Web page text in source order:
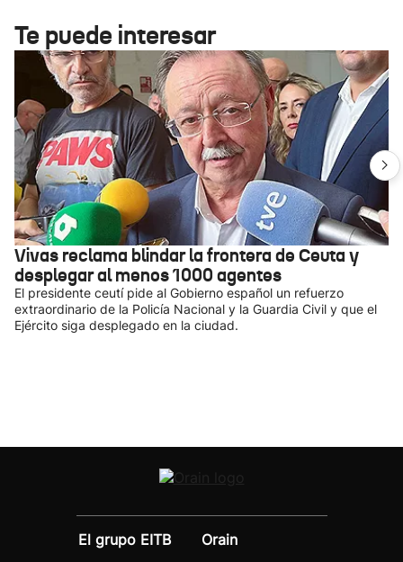
Te puede interesar
Vivas reclama blindar la frontera de Ceuta y
desplegar al menos 1000 agentes
El presidente ceutí pide al Gobierno español un refuerzo
extraordinario de la Policía Nacional y la Guardia Civil y que el
Ejército siga desplegado en la ciudad.
El grupo EITB
Orain